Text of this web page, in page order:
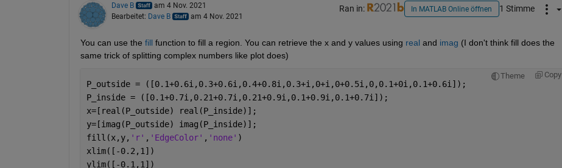
Dave B
am 4 Nov. 2021
Bearbeitet: Dave B am 4 Nov. 2021
Ran in: In MATLAB Online öffnen 1 Stimme
You can use the fill function to fill a region. You can retrieve the x and y values using real and imag (I don't think fill does the
same trick of splitting complex numbers like plot does)
Theme Copy
P_outside = ([0.1+0.6i,0.3+0.6i,0.4+0.8i,0.3+i,0+i,0+0.5i,0,0.1+0i,0.1+0.6i]);
P_inside = ([0.1+0.7i,0.21+0.7i,0.21+0.9i,0.1+0.9i,0.1+0.7i]);
x=[real(P_outside) real(P_inside)];
y=[imag(P_outside) imag(P_inside)];
fill(x,y, 'r' , 'EdgeColor' , 'none' )
xlim([-0.2,1])
ylim([-0.1,1])